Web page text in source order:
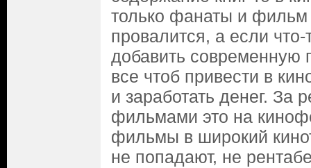
только фанаты и фильм
провалится, а если
добавить современную
все чтоб привести в
и заработать денег. За
фильмами это на
фильмы в широкий
не попадают, не